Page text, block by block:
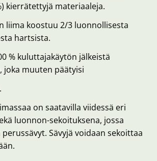
kierrätettyjä materiaaleja.
liima koostuu 2/3 luonnollisesta
hartsista.
% kuluttajakäytön jälkeistä
joka muuten päätyisi
on saatavilla viidessä eri
luonnon-sekoituksena, jossa
Sävyjä voidaan sekoittaa